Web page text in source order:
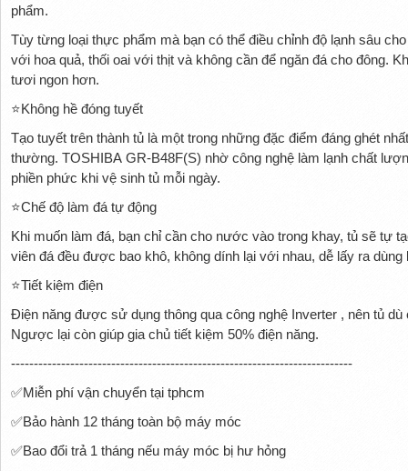
phẩm.
Tùy từng loại thực phẩm mà bạn có thể điều chỉnh độ lạnh sâu
với hoa quả, thối oai với thịt và không cần để ngăn đá cho đông.
tươi ngon hơn.
⭐Không hề đóng tuyết
Tạo tuyết trên thành tủ là một trong những đặc điểm đáng ghét
thường. TOSHIBA GR-B48F(S) nhờ công nghệ làm lạnh chất
phiền phức khi vệ sinh tủ mỗi ngày.
⭐Chế độ làm đá tự động
Khi muốn làm đá, bạn chỉ cần cho nước vào trong khay, tủ sẽ tự
viên đá đều được bao khô, không dính lại với nhau, dễ lấy ra dùng
⭐Tiết kiệm điện
Điện năng được sử dụng thông qua công nghệ Inverter , nên tủ
Ngược lại còn giúp gia chủ tiết kiệm 50% điện năng.
---------------------------------------------------------------------------
✅Miễn phí vận chuyển tại tphcm
✅Bảo hành 12 tháng toàn bộ máy móc
✅Bao đổi trả 1 tháng nếu máy móc bị hư hỏng